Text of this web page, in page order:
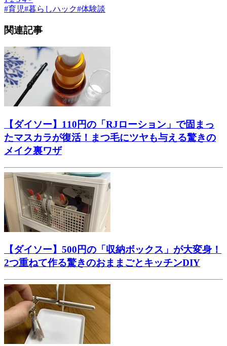
#育児#暮らしハック#体験談
関連記事
【ダイソー】110円の「RJローション」で固まっ
たマスカラが復活！まつ毛にツヤも与える驚きの
メイク裏ワザ
【ダイソー】500円の「収納ボックス」が大変身！
2つ重ねて作る驚きのおままごとキッチンDIY